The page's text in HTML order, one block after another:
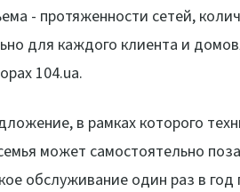
- протяженности сетей,
для каждого клиента и
104.ua.
в рамках которого
может самостоятельно
обслуживание один раз в год